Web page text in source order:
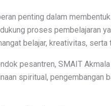
penting dalam
proses pembelajaran
belajar, kreativitas,
pesantren, SMAIT
spiritual, pengembangan